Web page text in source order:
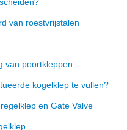
van roestvrijstalen
van poortkleppen
kogelklep te vullen?
en Gate Valve